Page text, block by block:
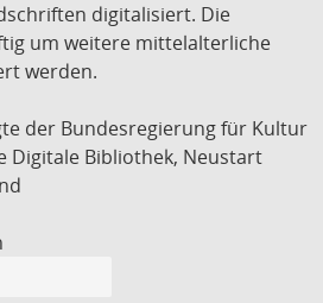
digitalisiert. Die
um weitere mittelalterliche
werden.
der Bundesregierung für Kultur
Digitale Bibliothek, Neustart